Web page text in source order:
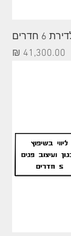
חדרים
מחיר